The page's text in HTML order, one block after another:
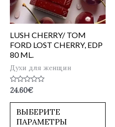
LUSH CHERRY/ TOM
FORD LOST CHERRY, EDP
80 ML.
Духи для женщин
Оценка
0
из
24.60€
ВЫБЕРИТЕ
ПАРАМЕТРЫ